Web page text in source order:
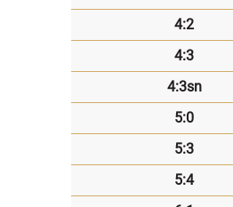
4:2
4:3
4:3sn
5:0
5:3
5:4